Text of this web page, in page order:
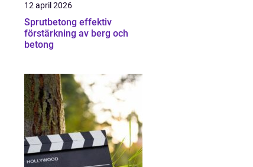
12 april 2026
Sprutbetong effektiv
förstärkning av berg och
betong